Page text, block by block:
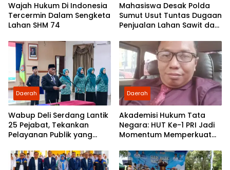
Wajah Hukum Di Indonesia
Tercermin Dalam Sengketa
Lahan SHM 74
Mahasiswa Desak Polda
Sumut Usut Tuntas Dugaan
Penjualan Lahan Sawit dan
Partai Demokrat Sumut
Daerah
Wabup Deli Serdang Lantik
25 Pejabat, Tekankan
Pelayanan Publik yang
Daerah
Akademisi Hukum Tata
Negara: HUT Ke-1 PRI Jadi
Momentum Memperkuat
Pengabdian kepada
Rakyat